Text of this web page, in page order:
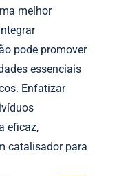
melhor
pode promover
essenciais
Enfatizar
eficaz,
catalisador para